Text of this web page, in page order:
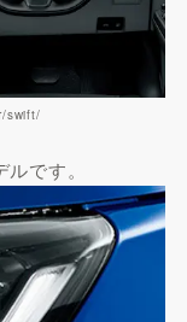
swift/
です。